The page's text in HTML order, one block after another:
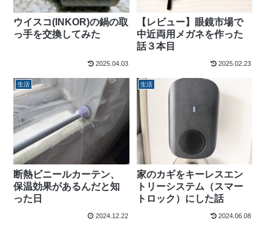
ウイスコ(INKOR)の鍋の取
っ手を交換してみた
2025.04.03
【レビュー】眼鏡市場で
中近両用メガネを作った
話３本目
2025.02.23
生活
断熱ビニールカーテン、
保温効果があるんだと知
った日
2024.12.22
生活
家のカギをキーレスエン
トリーシステム（スマー
トロック）にした話
2024.06.08